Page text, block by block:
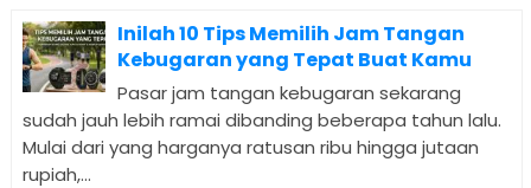
Inilah 10 Tips Memilih Jam Tangan
Kebugaran yang Tepat Buat Kamu
Pasar jam tangan kebugaran sekarang
sudah jauh lebih ramai dibanding beberapa tahun lalu.
Mulai dari yang harganya ratusan ribu hingga jutaan
rupiah,...